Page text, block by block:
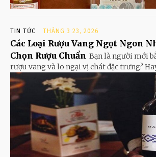
TIN TỨC THÁNG 3 23, 2026
Các Loại Rượu Vang Ngọt Ngon
Chọn Rượu Chuẩn Bạn là người mới
rượu vang và lo ngại vị chát đặc trưng?